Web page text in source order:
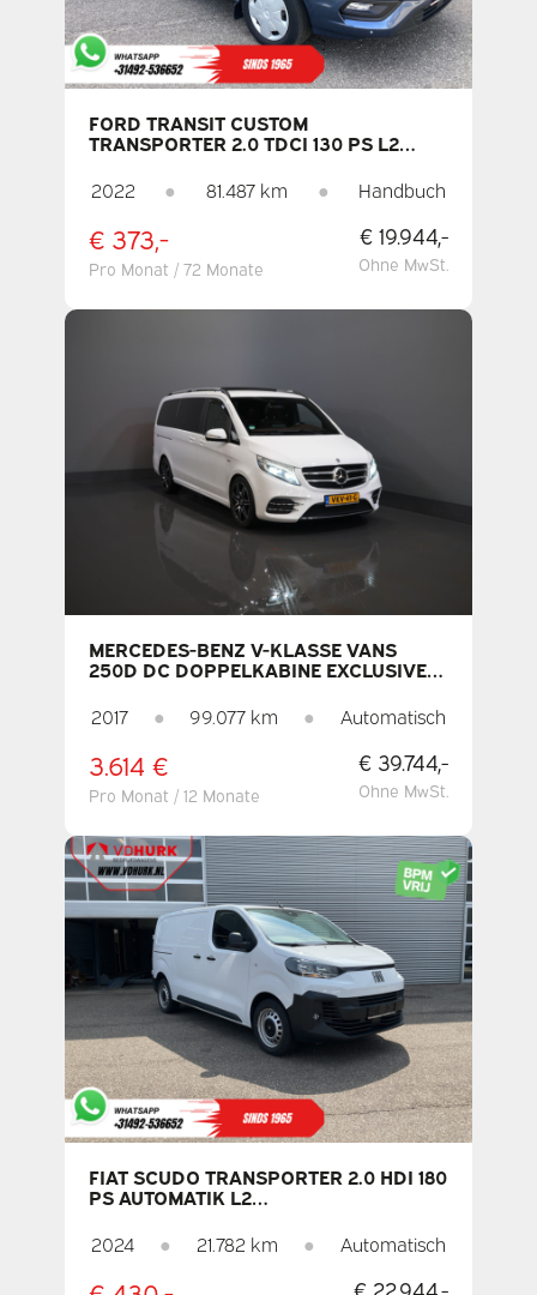
FORD TRANSIT CUSTOM
TRANSPORTER 2.0 TDCI 130 PS L2
/ CARPLAY / KAMERA /
PARKSENSOREN / TEMPOMAT / DAB /
2022 ● 81.487 km ● Handbuch
€ 373,-
Pro Monat / 72 Monate
€ 19.944,-
Ohne MwSt.
MERCEDES-BENZ V-KLASSE VANS
250D DC DOPPELKABINE EXCLUSIVE
KÜHLFACH/ ADAPT.CRUISE/ 360
KAMERA/ BURMESTER/ STANDKACHEL/
L
2017 ● 99.077 km ● Automatisch
3.614 €
Pro Monat / 12 Monate
€ 39.744,-
Ohne MwSt.
FIAT SCUDO TRANSPORTER 2.0 HDI 180
PS AUTOMATIK L2
2024
● 21.782 km ● Automatisch
€ 22.944,-